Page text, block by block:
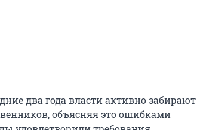
два года власти активно забирают
объясняя это ошибками